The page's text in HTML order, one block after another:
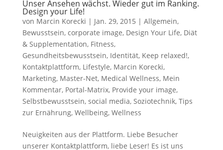
Unser Ansehen wächst. Wieder gut im Ranking.
Design your Life!
von Marcin Korecki | Jan. 29, 2015 | Allgemein,
Bewusstsein, corporate image, Design Your Life, Diät
& Supplementation, Fitness,
Gesundheitsbewusstsein, Identität, Keep relaxed!,
Kontaktplattform, Lifestyle, Marcin Korecki,
Marketing, Master-Net, Medical Wellness, Mein
Kommentar, Portal-Matrix, Provide your image,
Selbstbewusstsein, social media, Soziotechnik, Tips
zur Ernährung, Wellbeing, Wellness
Neuigkeiten aus der Plattform. Liebe Besucher
unserer Kontaktplattform, liebe Leser! Es ist uns